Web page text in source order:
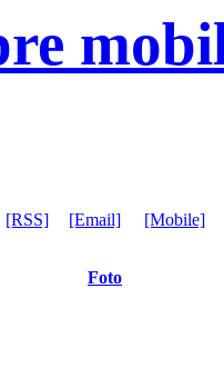
[RSS] [Email] [Mobile]
Foto